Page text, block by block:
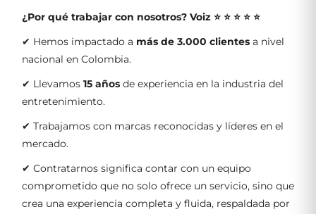
¿Por qué trabajar con nosotros? Voiz ⭐ ⭐ ⭐ ⭐ ⭐
✔ Hemos impactado a más de 3.000 clientes a nivel
nacional en Colombia.
✔ Llevamos 15 años de experiencia en la industria del
entretenimiento.
✔ Trabajamos con marcas reconocidas y líderes en el
mercado.
✔ Contratarnos significa contar con un equipo
comprometido que no solo ofrece un servicio, sino que
crea una experiencia completa y fluida, respaldada por